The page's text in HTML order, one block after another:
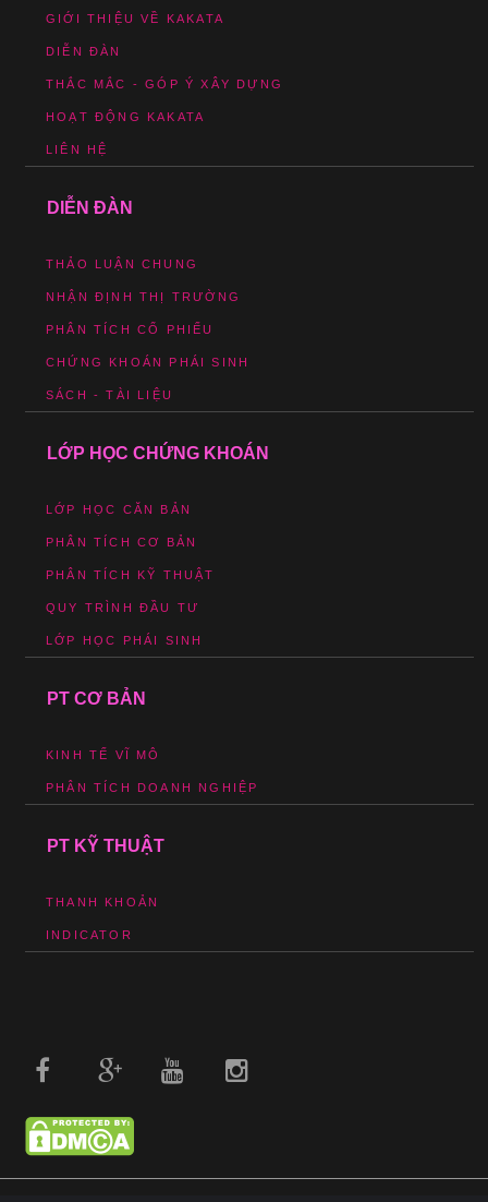
GIỚI THIỆU VỀ KAKATA
DIỄN ĐÀN
THẮC MẮC - GÓP Ý XÂY DỰNG
HOẠT ĐỘNG KAKATA
LIÊN HỆ
DIỄN ĐÀN
THẢO LUẬN CHUNG
NHẬN ĐỊNH THỊ TRƯỜNG
PHÂN TÍCH CỔ PHIẾU
CHỨNG KHOÁN PHÁI SINH
SÁCH - TÀI LIỆU
LỚP HỌC CHỨNG KHOÁN
LỚP HỌC CĂN BẢN
PHÂN TÍCH CƠ BẢN
PHÂN TÍCH KỸ THUẬT
QUY TRÌNH ĐẦU TƯ
LỚP HỌC PHÁI SINH
PT CƠ BẢN
KINH TẾ VĨ MÔ
PHÂN TÍCH DOANH NGHIỆP
PT KỸ THUẬT
THANH KHOẢN
INDICATOR